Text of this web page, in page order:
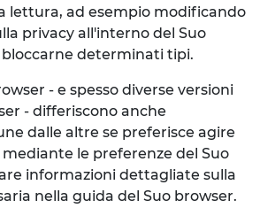
lettura, ad esempio modificando
privacy all'interno del Suo
determinati tipi.
- e spesso diverse versioni
- differiscono anche
dalle altre se preferisce agire
le preferenze del Suo
informazioni dettagliate sulla
nella guida del Suo browser.